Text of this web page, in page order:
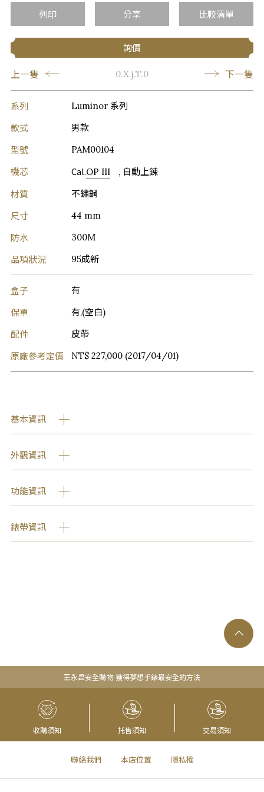
列印 分享 比較清單
詢價
上一隻 0.X.j.T.0 下一隻
系列 Luminor 系列
款式 男款
型號 PAM00104
機芯 Cal.OP III , 自動上鍊
材質 不鏽鋼
尺寸 44 mm
防水 300M
品項狀況 95成新
盒子 有
保單 有,(空白)
配件 皮帶
原廠參考定價 NT$ 227,000 (2017/04/01)
基本資訊
外觀資訊
功能資訊
錶帶資訊
王永昌安全購物-獲得夢想手錶最安全的方法
收購須知 托售須知 交易須知
聯絡我們 本店位置 隱私權